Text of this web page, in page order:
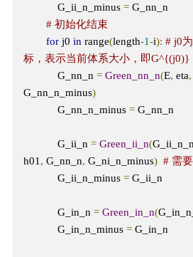
            G_ii_n_minus
= G_nn_n
# 初始化结束
for j0 in range(length-1-i): # j0
标，表示当前体系大小，即G^{(j0)}
            G_nn_n
= Green_nn_n(E, eta,
G_nn_n_minus)
            G_nn_n_minus
= G_nn_n
            G_ii_n
= Green_ii_n(
h01 , G_nn_n, G_ni_n_minus) # 需
            G_ii_n_minus
= G_ii_n
            G_in_n
= Green_in_n(
            G_in_n_minus
= G_in_n